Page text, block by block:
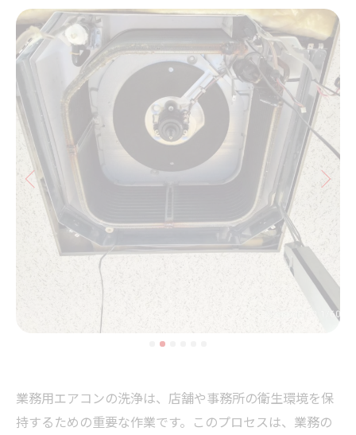
業務用エアコンの洗浄は、店舗や事務所の衛生環境を保
持するための重要な作業です。このプロセスは、業務の